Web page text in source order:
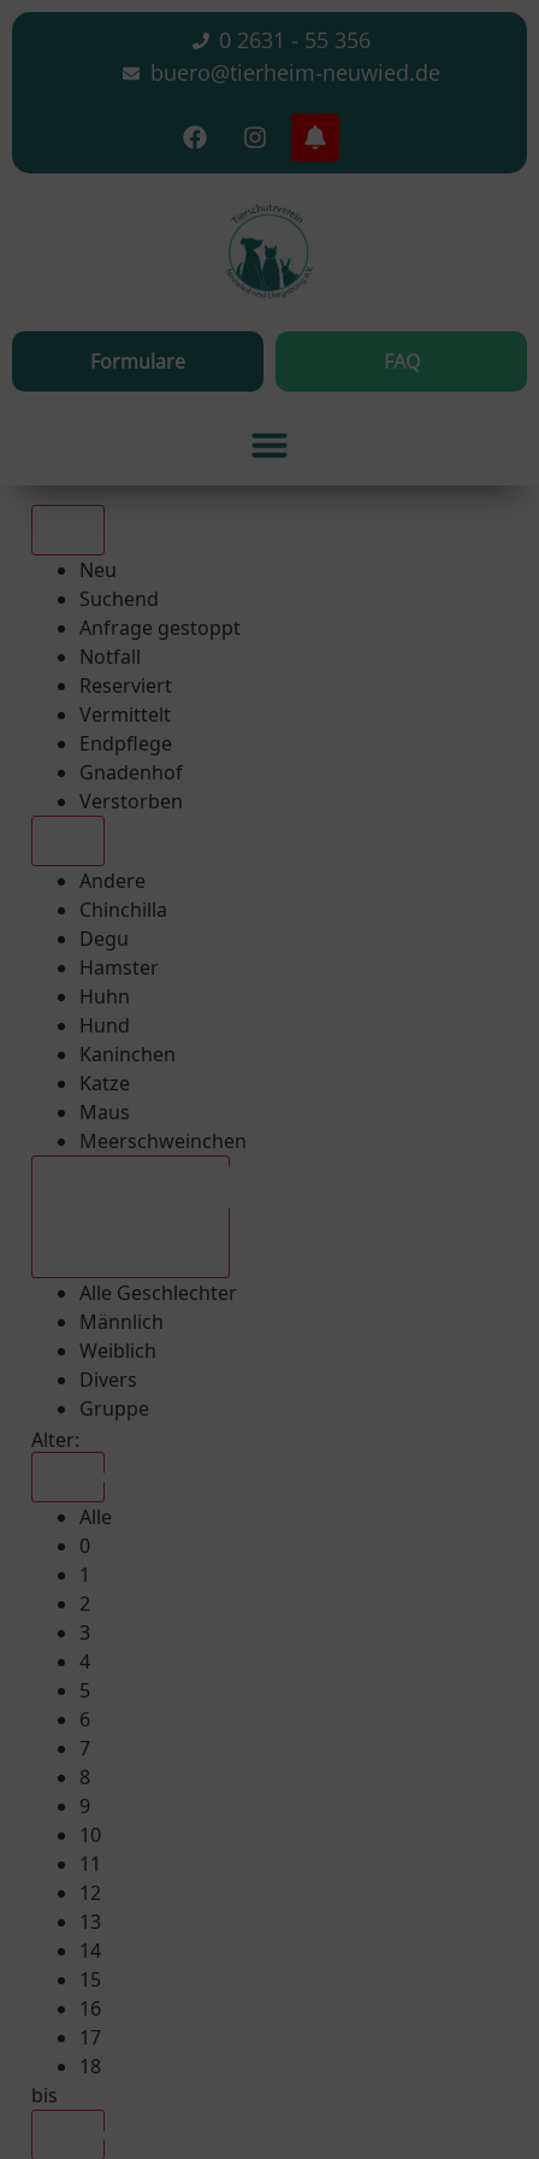
0 2631 - 55 356
buero@tierheim-neuwied.de
Formulare FAQ
Neu
Suchend
Anfrage gestoppt
Notfall
Reserviert
Vermittelt
Endpflege
Gnadenhof
Verstorben
Andere
Chinchilla
Degu
Hamster
Huhn
Hund
Kaninchen
Katze
Maus
Meerschweinchen
Alle Geschlechter
Männlich
Weiblich
Divers
Gruppe
Alter:
Alle
0
1
2
3
4
5
6
7
8
9
10
11
12
13
14
15
16
17
18
bis